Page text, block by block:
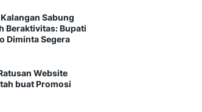
Sabung
Beraktivitas: Bupati
Diminta Segera
Website
buat Promosi